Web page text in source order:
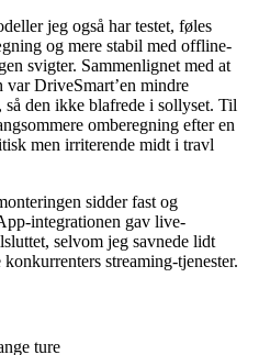
jeg også har testet, føles
og mere stabil med offline-
svigter. Sammenlignet med at
DriveSmart’en mindre
så den ikke blafrede i sollyset. Til
omberegning efter en
men irriterende midt i travl
sidder fast og
integrationen gav live-
selvom jeg savnede lidt
streaming-tjenester.
ture